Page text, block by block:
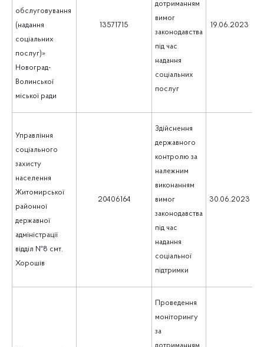
обслуговування
(надання
соціальних
послуг)»
Новоград-
Волинської
міської ради
13571715
дотриманням
вимог
законодавства
під час
надання
соціальних
послуг
19.06.2023
Управління
соціального
захисту
населення
Житомирської
районної
державної
адміністрації
відділ №8 смт.
Хорошів
20406164
Здійснення
державного
контролю за
належним
виконанням
вимог
законодавства
під час
надання
соціальної
підтримки
30.06.2023
Проведення
моніторингу
за